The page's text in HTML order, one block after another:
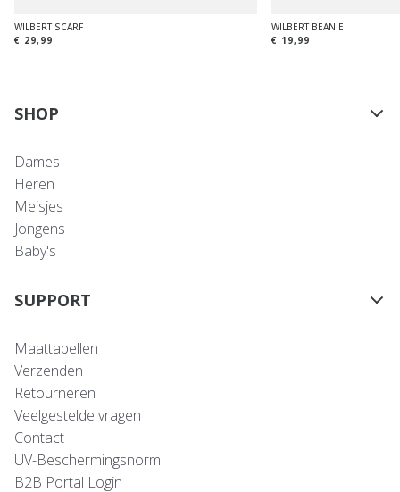
WILBERT SCARF
€ 29,99
WILBERT BEANIE
€ 19,99
SHOP
Dames
Heren
Meisjes
Jongens
Baby's
SUPPORT
Maattabellen
Verzenden
Retourneren
Veelgestelde vragen
Contact
UV-Beschermingsnorm
B2B Portal Login